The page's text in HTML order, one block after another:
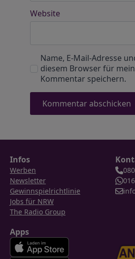
Website
Name, E-Mail-Adresse
diesem Browser für
Kommentar speichern.
Infos
Werben
Newsletter
Gewinnspielrichtlinie
Jobs für NRW
The Radio Group
Apps